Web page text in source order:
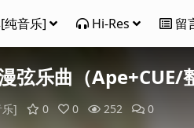
纯音乐] Hi-Res 留
弦乐曲（
] 0 0 252 0